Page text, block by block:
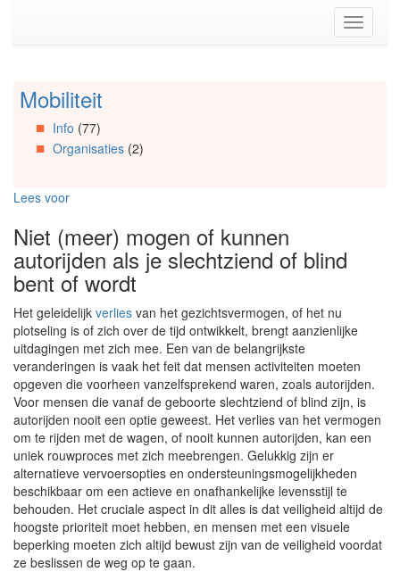
(Accesskey
Toggle
Spring
Artikels
Spring
Spring
Organisaties
Spring
Social
media
Mobiliteit
Info (77)
Organisaties(2)
Lees voor
Niet (meer) mogen of kunnen
autorijden als je slechtziend of blind
bent of wordt
Het geleidelijk verlies van het gezichtsvermogen, of het nu
plotseling is of zich over de tijd ontwikkelt, brengt aanzienlijke
uitdagingen met zich mee. Een van de belangrijkste
veranderingen is vaak het feit dat mensen activiteiten moeten
opgeven die voorheen vanzelfsprekend waren, zoals autorijden.
Voor mensen die vanaf de geboorte slechtziend of blind zijn, is
autorijden nooit een optie geweest. Het verlies van het vermogen
om te rijden met de wagen, of nooit kunnen autorijden, kan een
uniek rouwproces met zich meebrengen. Gelukkig zijn er
alternatieve vervoersopties en ondersteuningsmogelijkheden
beschikbaar om een actieve en onafhankelijke levensstijl te
behouden. Het cruciale aspect in dit alles is dat veiligheid altijd de
hoogste prioriteit moet hebben, en mensen met een visuele
beperking moeten zich altijd bewust zijn van de veiligheid voordat
ze beslissen de weg op te gaan.